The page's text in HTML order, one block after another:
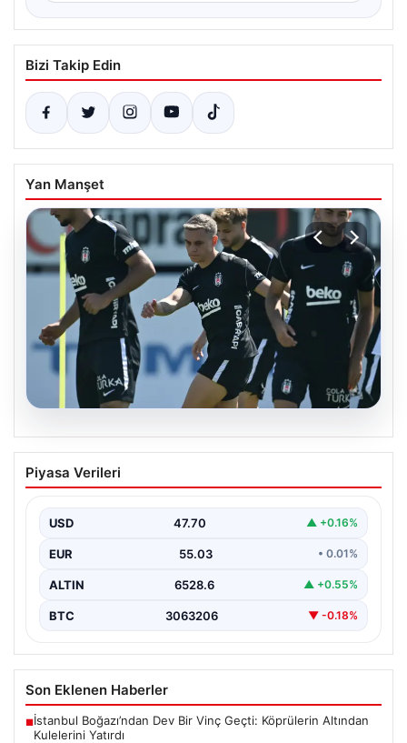
Bizi Takip Edin
Yan Manşet
Beşiktaş Hradec Kralove Maçı
Öncesinde Leandro Trossard
Türk futbolunun köklü kulüplerinden Beşiktaş, UEFA
Piyasa Verileri
USD 47.70 ▲ +0.16%
EUR 55.03 • 0.01%
ALTIN 6528.6 ▲ +0.55%
BTC 3063206 ▼ -0.18%
Son Eklenen Haberler
■İstanbul Boğazı’ndan Dev Bir Vinç Geçti: Köprülerin Altından
Kulelerini Yatırdı